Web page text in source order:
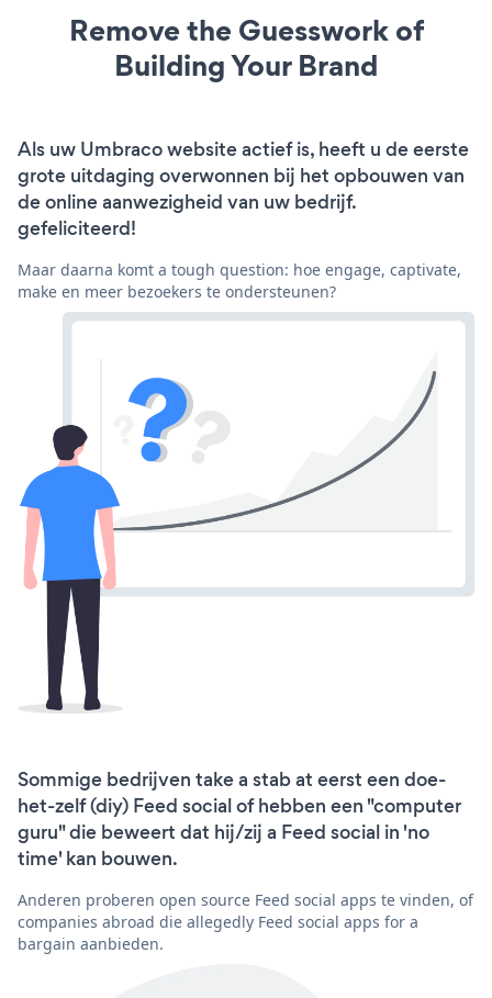
Remove the Guesswork of
Building Your Brand
Als uw Umbraco website actief is, heeft u de eerste
grote uitdaging overwonnen bij het opbouwen van
de online aanwezigheid van uw bedrijf.
gefeliciteerd!
Maar daarna komt a tough question: hoe engage, captivate,
make en meer bezoekers te ondersteunen?
Sommige bedrijven take a stab at eerst een doe-
het-zelf (diy) Feed social of hebben een "computer
guru" die beweert dat hij/zij a Feed social in 'no
time' kan bouwen.
Anderen proberen open source Feed social apps te vinden, of
companies abroad die allegedly Feed social apps for a
bargain aanbieden.